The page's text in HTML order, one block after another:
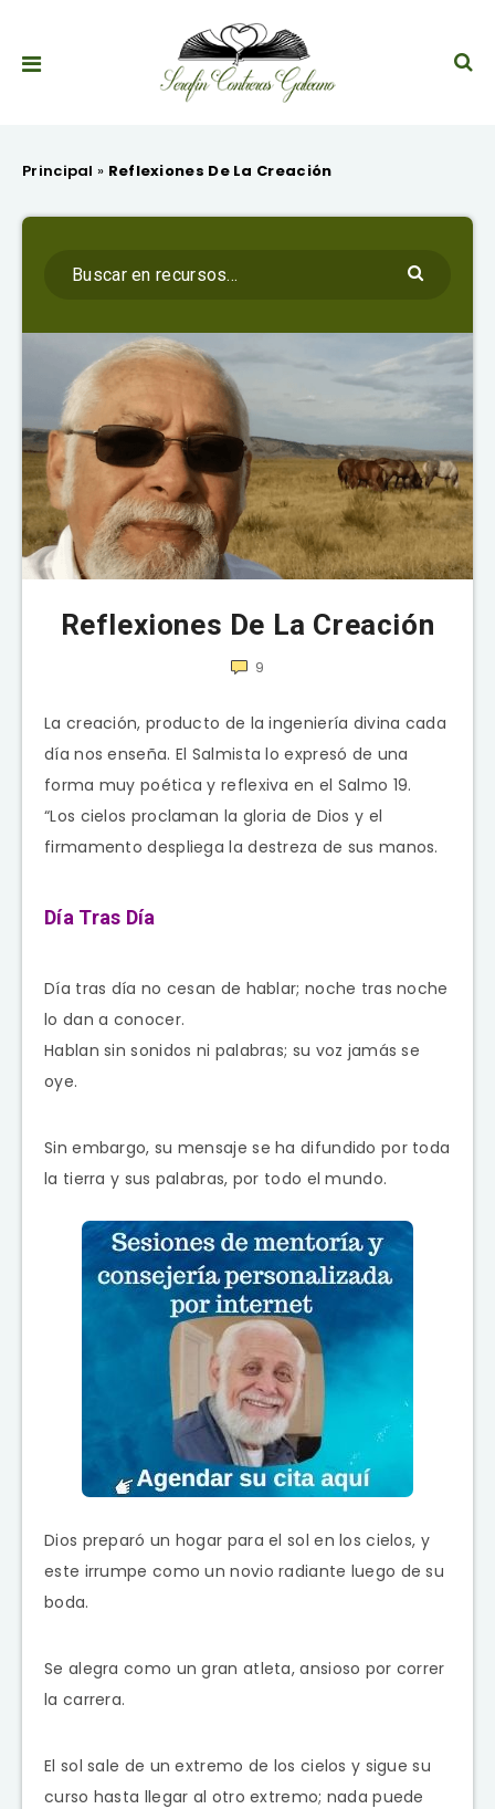
Principal » Reflexiones De La Creación
Reflexiones De La Creación
9
La creación, producto de la ingeniería divina cada
día nos enseña. El Salmista lo expresó de una
forma muy poética y reflexiva en el Salmo 19.
“Los cielos proclaman la gloria de Dios y el
firmamento despliega la destreza de sus manos.
Día Tras Día
Día tras día no cesan de hablar; noche tras noche
lo dan a conocer.
Hablan sin sonidos ni palabras; su voz jamás se
oye.
Sin embargo, su mensaje se ha difundido por toda
la tierra y sus palabras, por todo el mundo.
Dios preparó un hogar para el sol en los cielos, y
este irrumpe como un novio radiante luego de su
boda.
Se alegra como un gran atleta, ansioso por correr
la carrera.
El sol sale de un extremo de los cielos y sigue su
curso hasta llegar al otro extremo; nada puede